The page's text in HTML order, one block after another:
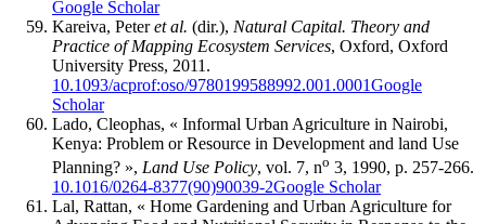
Google Scholar
Kareiva, Peteret al. (dir.), Natural Capital. Theory and
Practice of Mapping Ecosystem Services, Oxford, Oxford
University Press, 2011.
10.1093/acprof:oso/9780199588992.001.0001Google
Scholar
Lado, Cleophas, « Informal Urban Agriculture in Nairobi,
Kenya: Problem or Resource in Development and land Use
Planning? », Land Use Policy, vol. 7, no 3, 1990, p. 257-266.
10.1016/0264-8377(90)90039-2Google Scholar
Lal, Rattan, « Home Gardening and Urban Agriculture for